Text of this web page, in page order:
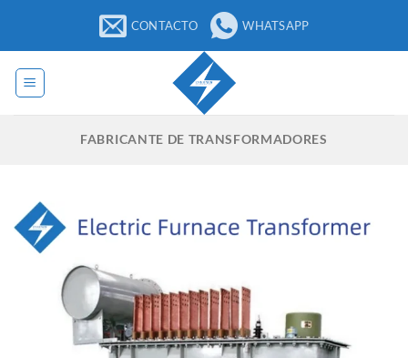
contenido
CONTACTO WHATSAPP
FABRICANTE DE TRANSFORMADORES